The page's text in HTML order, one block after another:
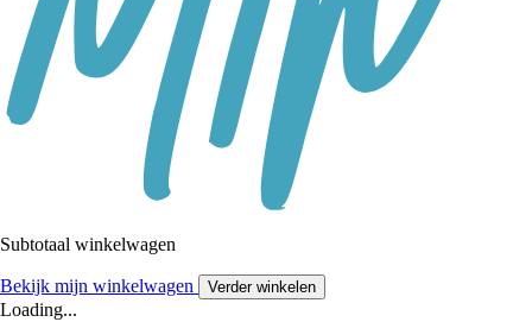
Subtotaal winkelwagen
Bekijk mijn winkelwagen Verder winkelen
Loading...